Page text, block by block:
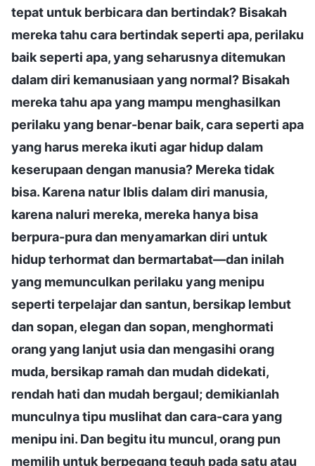
tepat untuk berbicara dan bertindak? Bisakah
mereka tahu cara bertindak seperti apa, perilaku
baik seperti apa, yang seharusnya ditemukan
dalam diri kemanusiaan yang normal? Bisakah
mereka tahu apa yang mampu menghasilkan
perilaku yang benar-benar baik, cara seperti apa
yang harus mereka ikuti agar hidup dalam
keserupaan dengan manusia? Mereka tidak
bisa. Karena natur Iblis dalam diri manusia,
karena naluri mereka, mereka hanya bisa
berpura-pura dan menyamarkan diri untuk
hidup terhormat dan bermartabat—dan inilah
yang memunculkan perilaku yang menipu
seperti terpelajar dan santun, bersikap lembut
dan sopan, elegan dan sopan, menghormati
orang yang lanjut usia dan mengasihi orang
muda, bersikap ramah dan mudah didekati,
rendah hati dan mudah bergaul; demikianlah
munculnya tipu muslihat dan cara-cara yang
menipu ini. Dan begitu itu muncul, orang pun
memilih untuk berpegang teguh pada satu atau